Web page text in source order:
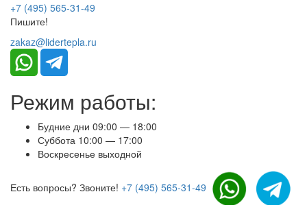
+7 (495) 565-31-49
Пишите!
zakaz@lidertepla.ru
Режим работы:
Будние дни 09:00 — 18:00
Суббота 10:00 — 17:00
Воскресенье выходной
Есть вопросы? Звоните! +7 (495) 565-31-49